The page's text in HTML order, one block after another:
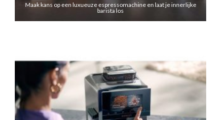
Maak kans op een luxueuze espressomachine en laat je innerlijke
barista los